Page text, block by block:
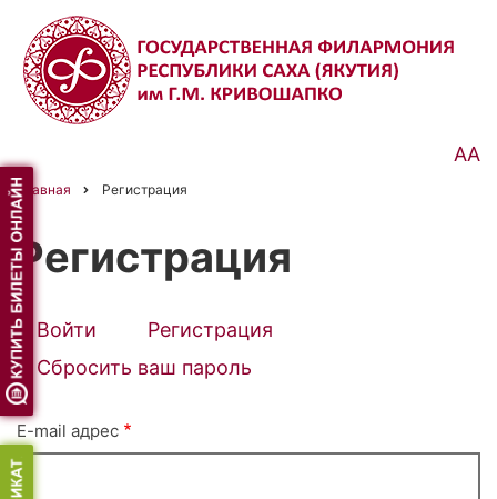
Перейти
основному
содержанию
АА
Строка
навигации
Главная Регистрация
Регистрация
Primary
tabs
Войти Регистрация
Сбросить ваш пароль
E-mail адрес